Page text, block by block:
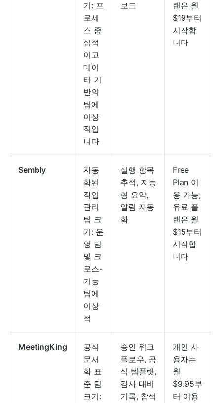
기: 프
로세
스 중
심적
이고
데이
터 기
반의
팀에
이상
적입
니다
보드
랜은 월
$19부터
시작합
니다
Sembly
자동
화된
작업
관리
팀 크
기: 운
영 팀
및 크
로스-
기능
팀에
이상
적
실행 항목
추적, 지능
형 요약,
알림 자동
화
Free
Plan 이
용 가능;
유료 플
랜은 월
$15부터
시작합
니다
MeetingKing
공식
문서
화 표
준 팀
크기:
승인 워크
플로우, 공
식 템플릿,
감사 대비
기록, 참석
개인 사
용자는
월
$9.95부
터 이용